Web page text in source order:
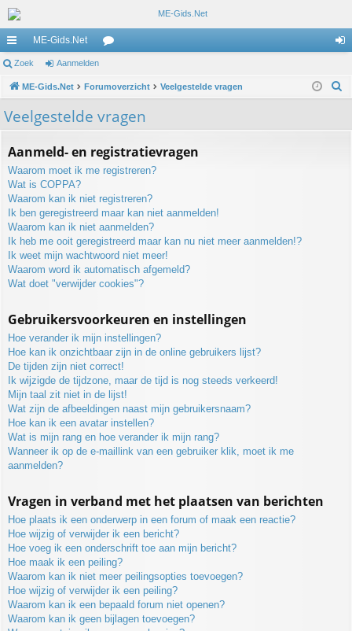
ne
lle
lin
ME-Gids.Net
u m
Zoek Aanmelden
ME-Gids.Net Forumoverzicht Veelgestelde vragen
Veelgestelde vragen
Aanmeld- en registratievragen
Waarom moet ik me registreren?
Wat is COPPA?
Waarom kan ik niet registreren?
Ik ben geregistreerd maar kan niet aanmelden!
Waarom kan ik niet aanmelden?
Ik heb me ooit geregistreerd maar kan nu niet meer aanmelden!?
Ik weet mijn wachtwoord niet meer!
Waarom word ik automatisch afgemeld?
Wat doet "verwijder cookies"?
Gebruikersvoorkeuren en instellingen
Hoe verander ik mijn instellingen?
Hoe kan ik onzichtbaar zijn in de online gebruikers lijst?
De tijden zijn niet correct!
Ik wijzigde de tijdzone, maar de tijd is nog steeds verkeerd!
Mijn taal zit niet in de lijst!
Wat zijn de afbeeldingen naast mijn gebruikersnaam?
Hoe kan ik een avatar instellen?
Wat is mijn rang en hoe verander ik mijn rang?
Wanneer ik op de e-maillink van een gebruiker klik, moet ik me
aanmelden?
Vragen in verband met het plaatsen van berichten
Hoe plaats ik een onderwerp in een forum of maak een reactie?
Hoe wijzig of verwijder ik een bericht?
Hoe voeg ik een onderschrift toe aan mijn bericht?
Hoe maak ik een peiling?
Waarom kan ik niet meer peilingsopties toevoegen?
Hoe wijzig of verwijder ik een peiling?
Waarom kan ik een bepaald forum niet openen?
Waarom kan ik geen bijlagen toevoegen?